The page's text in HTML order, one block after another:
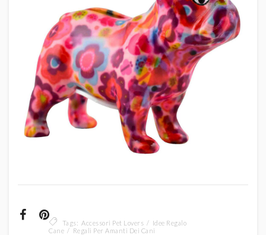
Tags: Accessori Pet Lovers
Idee Regalo
Cane
Regali Per Amanti Dei Cani